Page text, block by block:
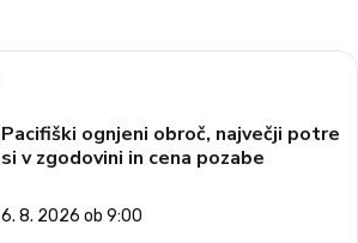
Pacifiški ognjeni obroč, največji potre
si v zgodovini in cena pozabe
6. 8. 2026 ob 9:00